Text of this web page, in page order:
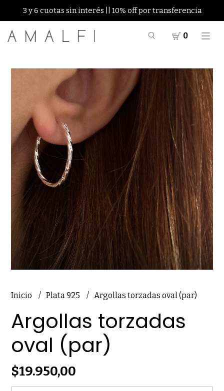
3 y 6 cuotas sin interés || 10% off por transferencia
0
Inicio Plata 925 Argollas torzadas oval (par)
Argollas torzadas
oval (par)
$19.950,00